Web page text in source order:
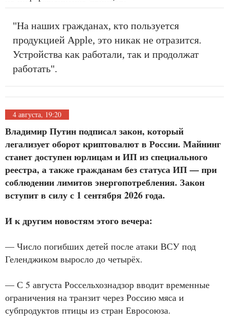
"На наших гражданах, кто пользуется
продукцией Apple, это никак не отразится.
Устройства как работали, так и продолжат
работать".
4 августа, 19:20
Владимир Путин подписал закон, который
легализует оборот криптовалют в России. Майнинг
станет доступен юрлицам и ИП из специального
реестра, а также гражданам без статуса ИП — при
соблюдении лимитов энергопотребления. Закон
вступит в силу с 1 сентября 2026 года.
И к другим новостям этого вечера:
— Число погибших детей после атаки ВСУ под
Геленджиком выросло до четырёх.
— С 5 августа Россельхознадзор вводит временные
ограничения на транзит через Россию мяса и
субпродуктов птицы из стран Евросоюза.